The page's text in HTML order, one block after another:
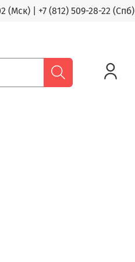
(Мск) +7 (812) 509-28-22 (Спб)